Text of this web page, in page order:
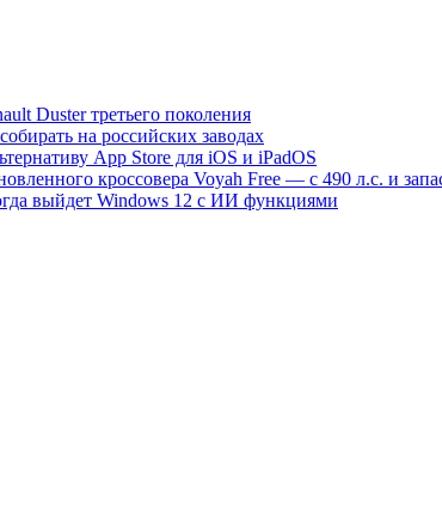
Duster третьего поколения
на российских заводах
App Store для iOS и iPadOS
кроссовера Voyah Free — с 490 л.с. и
выйдет Windows 12 с ИИ функциями